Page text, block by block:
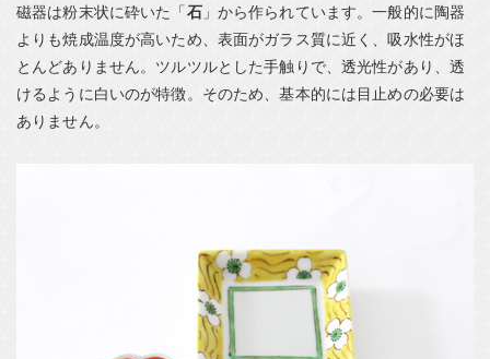
磁器は粉末状に砕いた「石」から作られています。一般的に陶器
よりも焼成温度が高いため、表面がガラス質に近く、吸水性がほ
とんどありません。ツルツルとした手触りで、透光性があり、透
けるように白いのが特徴。そのため、基本的には目止めの必要は
ありません。